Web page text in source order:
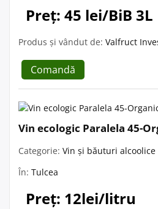
Preț: 45 lei/BiB 3L
Produs și vândut de: Valfruct
Comandă
Vin ecologic Paralela 45-
Categorie: Vin și băuturi alcoolice
În: Tulcea
Preț: 12lei/litru